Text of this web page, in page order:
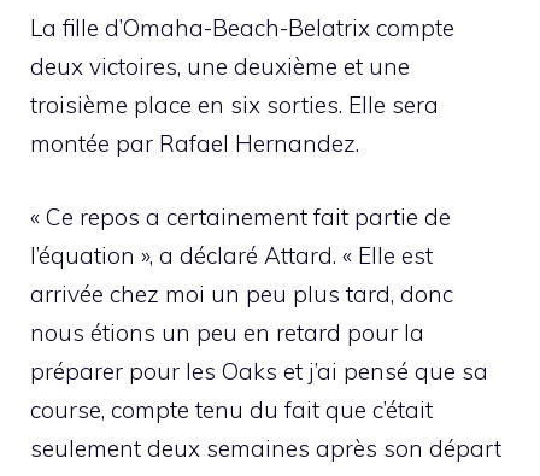
La fille d’Omaha-Beach-Belatrix compte
deux victoires, une deuxième et une
troisième place en six sorties. Elle sera
montée par Rafael Hernandez.
« Ce repos a certainement fait partie de
l’équation », a déclaré Attard. « Elle est
arrivée chez moi un peu plus tard, donc
nous étions un peu en retard pour la
préparer pour les Oaks et j’ai pensé que sa
course, compte tenu du fait que c’était
seulement deux semaines après son départ